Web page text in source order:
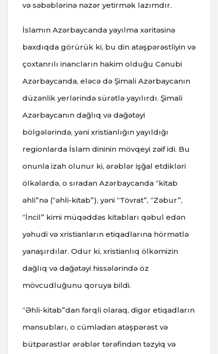
və səbəblərinə nəzər yetirmək lazımdır.
İslamın Azərbaycanda yayılma xəritəsinə
baxdıqda görürük ki, bu din atəşpərəstliyin və
çoxtanrılı inancların hakim olduğu Cənubi
Azərbaycanda, eləcə də Şimali Azərbaycanın
düzənlik yerlərində sürətlə yayılırdı. Şimali
Azərbaycanın dağlıq və dağətəyi
bölgələrində, yəni xristianlığın yayıldığı
regionlarda İslam dininin mövqeyi zəif idi. Bu
onunla izah olunur ki, ərəblər işğal etdikləri
ölkələrdə, o sıradan Azərbaycanda “kitab
əhli”nə (“əhli-kitab”), yəni “Tövrat”, “Zəbur”,
“İncil” kimi müqəddəs kitabları qəbul edən
yəhudi və xristianların etiqadlarına hörmətlə
yanaşırdılar. Odur ki, xristianlıq ölkəmizin
dağlıq və dağətəyi hissələrində öz
mövcudluğunu qoruya bildi.
“Əhli-kitab”dan fərqli olaraq, digər etiqadların
mənsubları, o cümlədən atəşpərəst və
bütpərəstlər ərəblər tərəfindən təzyiq və